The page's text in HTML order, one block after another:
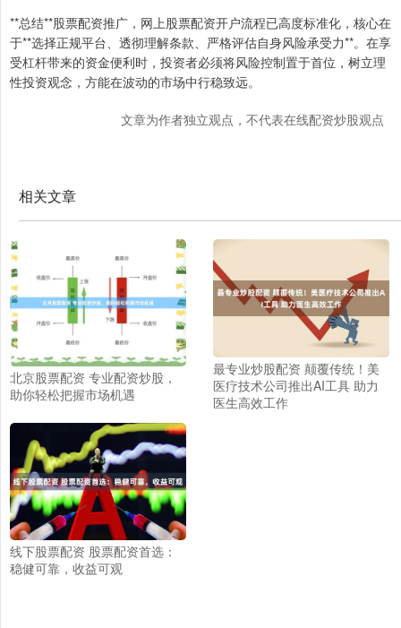
**总结**股票配资推广，网上股票配资开户流程已高度标准化，核心在
于**选择正规平台、透彻理解条款、严格评估自身风险承受力**。在享
受杠杆带来的资金便利时，投资者必须将风险控制置于首位，树立理
性投资观念，方能在波动的市场中行稳致远。
文章为作者独立观点，不代表在线配资炒股观点
相关文章
北京股票配资 专业配资炒股，
助你轻松把握市场机遇
最专业炒股配资 颠覆传统！美
医疗技术公司推出AI工具 助力
医生高效工作
线下股票配资 股票配资首选：
稳健可靠，收益可观